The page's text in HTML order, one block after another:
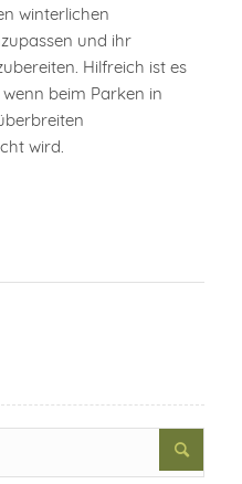
winterlichen
und ihr
Hilfreich ist es
beim Parken in
wird.